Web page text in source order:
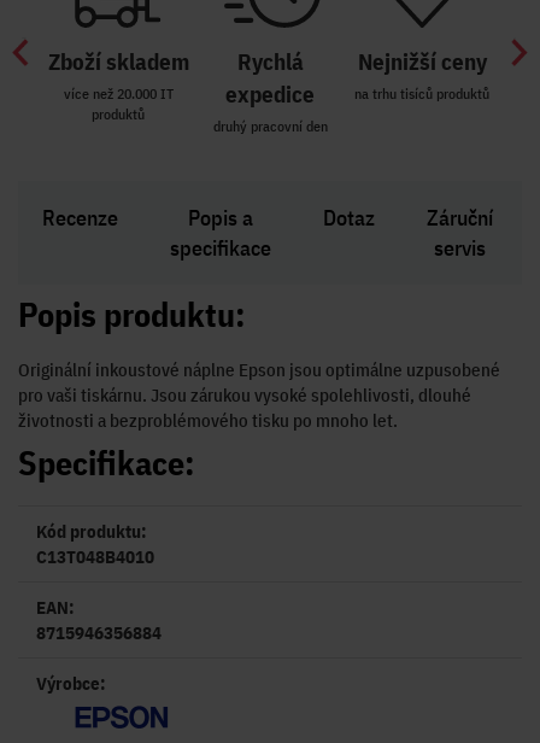
Zboží skladem
více než 20.000 IT
produktů
Rychlá
expedice
druhý pracovní den
Nejnižší ceny
na trhu tisíců produktů
Recenze
Popis a
specifikace
Dotaz
Záruční
servis
Popis produktu:
Originální inkoustové náplne Epson jsou optimálne uzpusobené
pro vaši tiskárnu. Jsou zárukou vysoké spolehlivosti, dlouhé
životnosti a bezproblémového tisku po mnoho let.
Specifikace:
Kód produktu:
C13T048B4010
EAN:
8715946356884
Výrobce: